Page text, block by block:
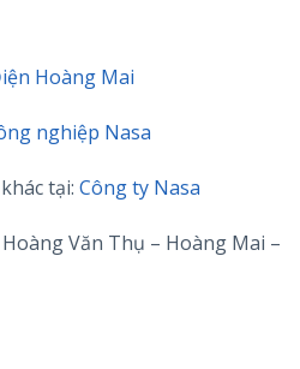
Hoàng Mai
nghiệp Nasa
tại: Công ty Nasa
Văn Thụ – Hoàng Mai –